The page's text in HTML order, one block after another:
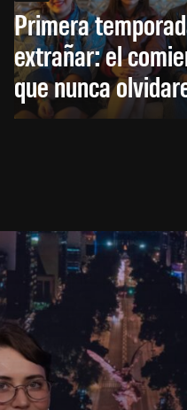
Primera
extrañar: el
que nunca